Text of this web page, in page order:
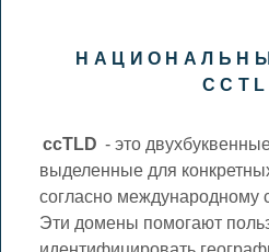
ccTLD - это
выделенные для
согласно международному
Эти домены помогают